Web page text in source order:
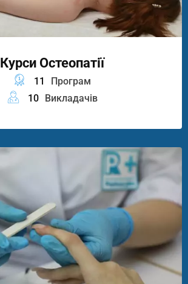
Курси Остеопатії
11
Програм
10
Викладачів